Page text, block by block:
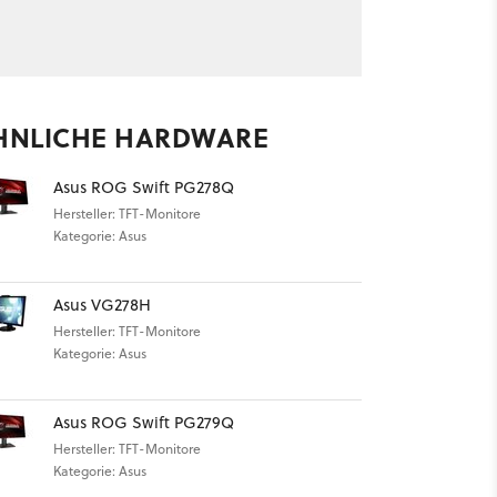
HARDWARE
Asus ROG Swift PG278Q
Hersteller: TFT-Monitore
Kategorie: Asus
Asus VG278H
Hersteller: TFT-Monitore
Kategorie: Asus
Asus ROG Swift PG279Q
Hersteller: TFT-Monitore
Kategorie: Asus